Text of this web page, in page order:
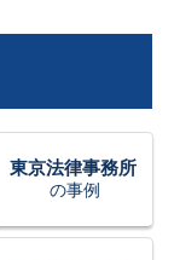
東京法律事務所
の事例